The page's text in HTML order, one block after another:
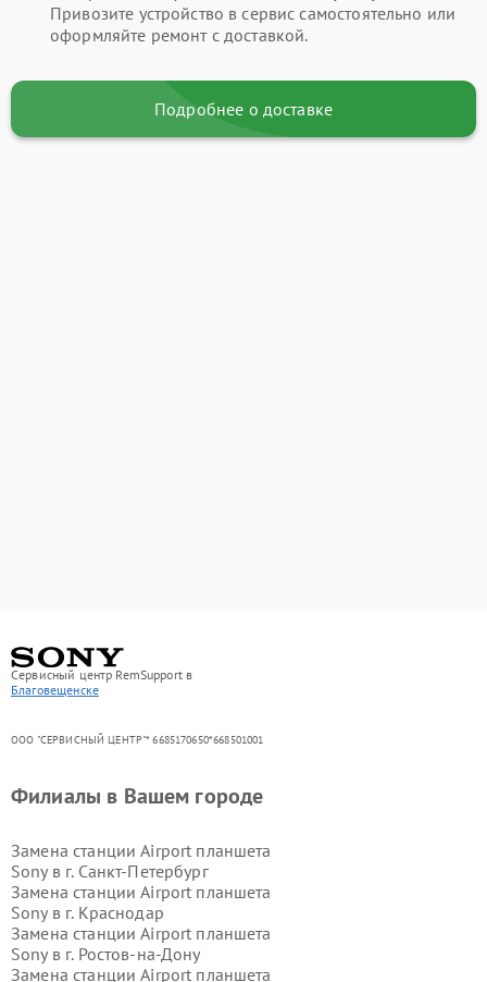
Привозите устройство в сервис самостоятельно или
оформляйте ремонт с доставкой.
Подробнее о доставке
Сервисный центр RemSupport в
Благовещенске
ООО "СЕРВИСНЫЙ ЦЕНТР"* 6685170650*668501001
Филиалы в Вашем городе
Замена станции Airport планшета
Sony в г. Санкт-Петербург
Замена станции Airport планшета
Sony в г. Краснодар
Замена станции Airport планшета
Sony в г. Ростов-на-Дону
Замена станции Airport планшета